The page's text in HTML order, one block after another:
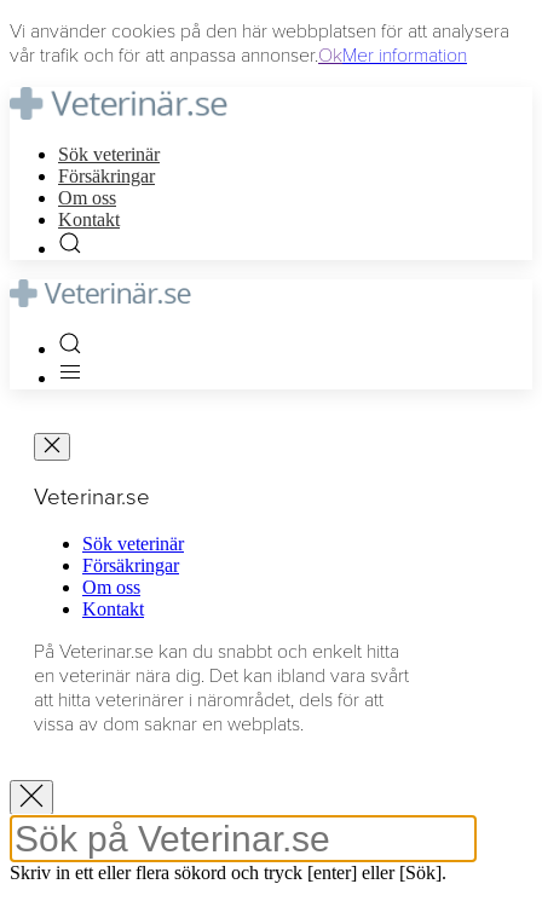
Vi använder cookies på den här webbplatsen för att analysera
vår trafik och för att anpassa annonser.OkMer information
Sök veterinär
Försäkringar
Om oss
Kontakt
Veterinar.se
Sök veterinär
Försäkringar
Om oss
Kontakt
På Veterinar.se kan du snabbt och enkelt hitta
en veterinär nära dig. Det kan ibland vara svårt
att hitta veterinärer i närområdet, dels för att
vissa av dom saknar en webplats.
Skriv in ett eller flera sökord och tryck [enter] eller [Sök].